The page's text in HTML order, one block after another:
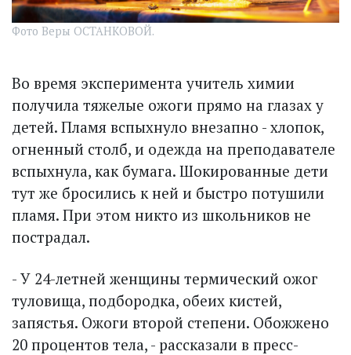
Фото Веры ОСТАНКОВОЙ.
Во время эксперимента учитель химии
получила тяжелые ожоги прямо на глазах у
детей. Пламя вспыхнуло внезапно - хлопок,
огненный столб, и одежда на преподавателе
вспыхнула, как бумага. Шокированные дети
тут же бросились к ней и быстро потушили
пламя. При этом никто из школьников не
пострадал.
- У 24-летней женщины термический ожог
туловища, подбородка, обеих кистей,
запястья. Ожоги второй степени. Обожжено
20 процентов тела, - рассказали в пресс-